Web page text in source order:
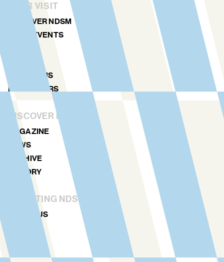
YOUR VISIT
DISCOVER NDSM
ART & EVENTS
AGENDA
LOCATIONS
NDSM TOURS
DISCOVER MORE
MAGAZINE
NEWS
ARCHIVE
HISTORY
STICHTING NDSM-WERF
ABOUT US